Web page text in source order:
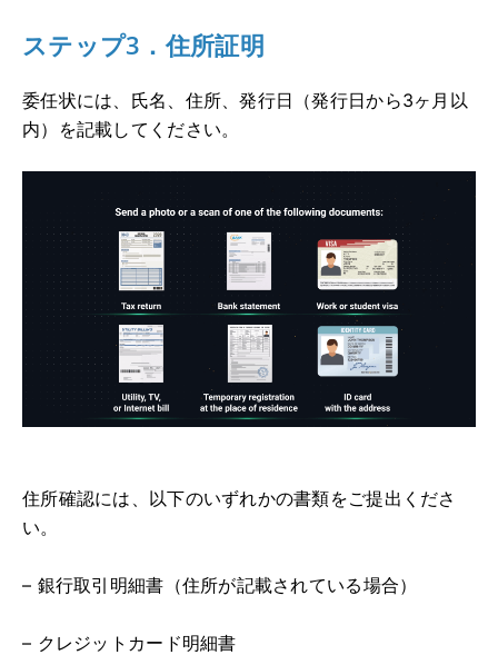
ステップ3．住所証明
委任状には、氏名、住所、発行日（発行日から3ヶ月以
内）を記載してください。
住所確認には、以下のいずれかの書類をご提出くださ
い。
– 銀行取引明細書（住所が記載されている場合）
– クレジットカード明細書